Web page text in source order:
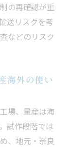
とは
基本とは
低減効果
長期契約の
クルの重要
の再確認が重
送リスクを考
などのリスク
海外の使い
場、量産は海
試作段階では
、地元・奈良